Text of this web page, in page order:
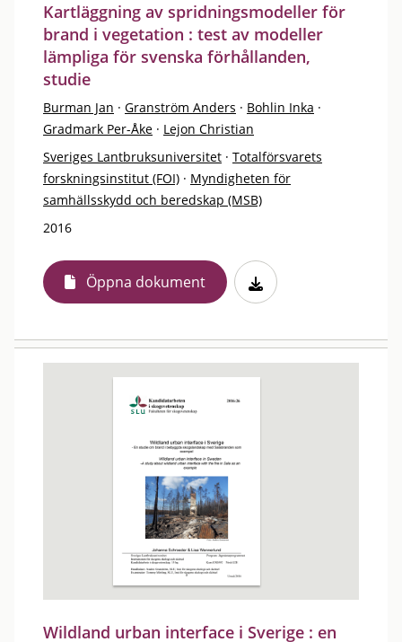
Kartläggning av spridningsmodeller för
brand i vegetation : test av modeller
lämpliga för svenska förhållanden,
studie
Burman Jan · Granström Anders · Bohlin Inka ·
Gradmark Per-Åke · Lejon Christian
Sveriges Lantbruksuniversitet · Totalförsvarets
forskningsinstitut (FOI) · Myndigheten för
samhällsskydd och beredskap (MSB)
2016
Öppna dokument
Wildland urban interface i Sverige : en